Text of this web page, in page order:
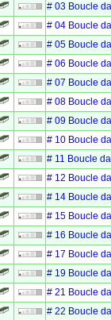
# 03 Boucle
# 04 Boucle
# 05 Boucle
# 06 Boucle
# 07 Boucle
# 08 Boucle
# 09 Boucle
# 10 Boucle
# 11 Boucle
# 12 Boucle
# 14 Boucle
# 15 Boucle
# 16 Boucle
# 17 Boucle
# 19 Boucle
# 21 Boucle
# 22 Boucle